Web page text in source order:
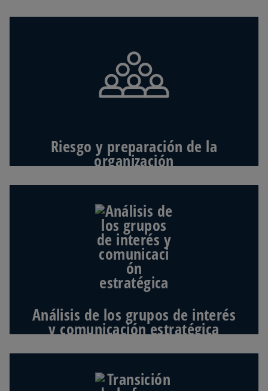
Riesgo y preparación de la
organización
Brindamos un diagnóstico integral que
evalúa riesgos para hacer frente a un
cambio de gran escala, incorporando los
elementos clave de una estrategia de
Análisis de los grupos de interés
y comunicación estratégica
Ayudamos a identificar a interesados clave
mediante el diseño y ejecución de un
enfoque sistémico en la comunicación para
aumentar la concientización, aceptación y
deseo por cambiar de la organización.
Preparamos a los colaboradores mediante